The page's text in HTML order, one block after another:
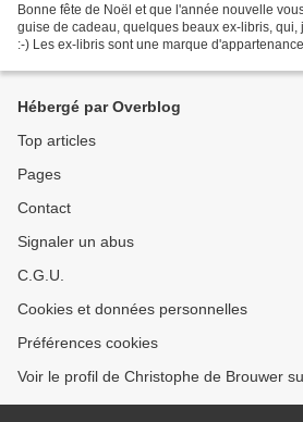
Bonne fête de Noël et que l'année nouvelle
guise de cadeau, quelques beaux ex-libris, qui,
:-) Les ex-libris sont une marque
Hébergé par Overblog
Top articles
Pages
Contact
Signaler un abus
C.G.U.
Cookies et données personnelles
Préférences cookies
Voir le profil de Christophe de Brouwer